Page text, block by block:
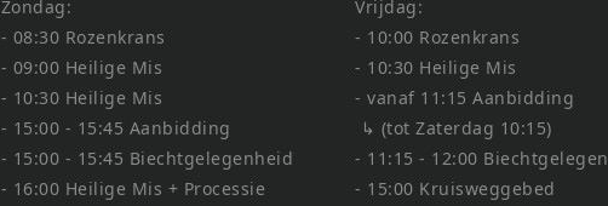
Zondag:
- 08:30 Rozenkrans
- 09:00 Heilige Mis
- 10:30 Heilige Mis
- 15:00 - 15:45 Aanbidding
- 15:00 - 15:45 Biechtgelegenheid
- 16:00 Heilige Mis + Processie
Vrijdag:
- 10:00 Rozenkrans
- 10:30 Heilige Mis
- vanaf 11:15 Aanbidding
↳ (tot Zaterdag 10:15)
- 11:15 - 12:00
- 15:00 Kruisweggebed